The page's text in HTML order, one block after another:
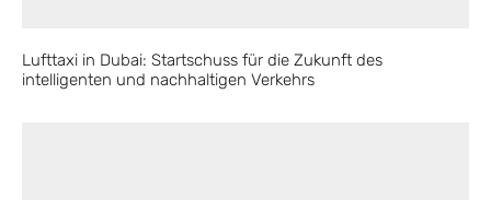
Lufttaxi in Dubai: Startschuss für die Zukunft des
intelligenten und nachhaltigen Verkehrs